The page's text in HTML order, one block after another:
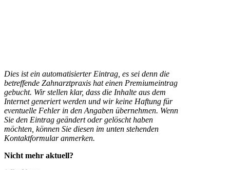
Dies ist ein automatisierter Eintrag, es sei denn die
betreffende Zahnarztpraxis hat einen Premiumeintrag
gebucht. Wir stellen klar, dass die Inhalte aus dem
Internet generiert werden und wir keine Haftung für
eventuelle Fehler in den Angaben übernehmen. Wenn
Sie den Eintrag geändert oder gelöscht haben
möchten, können Sie diesen im unten stehenden
Kontaktformular anmerken.
Nicht mehr aktuell?